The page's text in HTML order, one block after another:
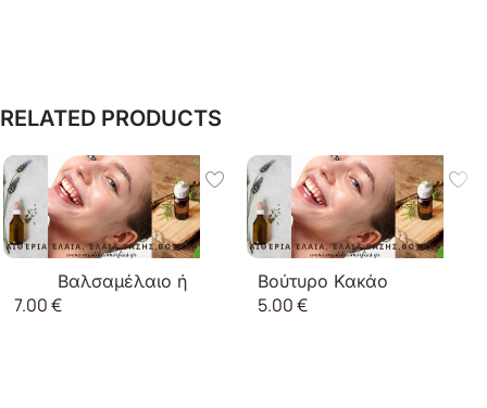
RELATED PRODUCTS
Βαλσαμέλαιο ή
7.00€
Βούτυρο Κακάο
5.00€